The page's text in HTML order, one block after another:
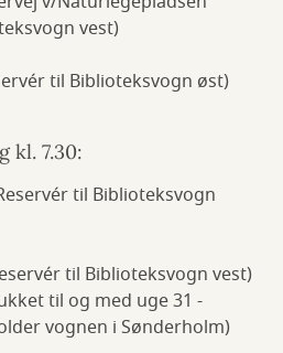
vest)
til Biblioteksvogn øst)
kl. 7.30:
til Biblioteksvogn
til Biblioteksvogn vest)
til og med uge 31 -
vognen i Sønderholm)